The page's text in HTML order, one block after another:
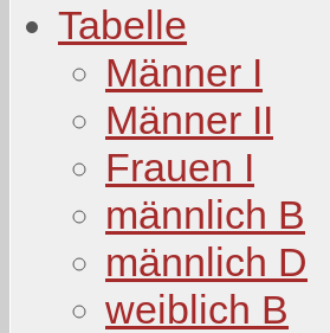
Tabelle
Männer I
Männer II
Frauen I
männlich B
männlich D
weiblich B